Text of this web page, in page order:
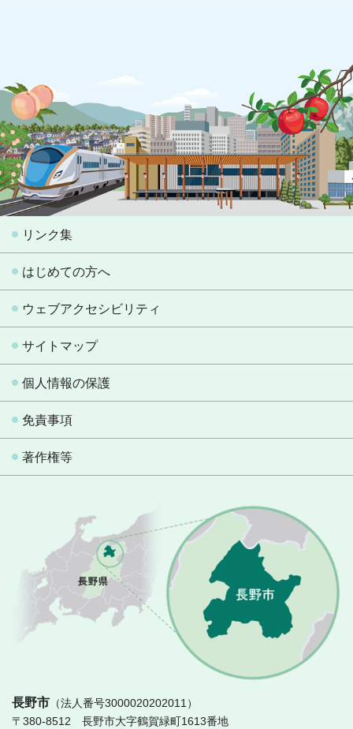
リンク集
はじめての方へ
ウェブアクセシビリティ
サイトマップ
個人情報の保護
免責事項
著作権等
長野市 （法人番号3000020202011）
〒380-8512 長野市大字鶴賀緑町1613番地